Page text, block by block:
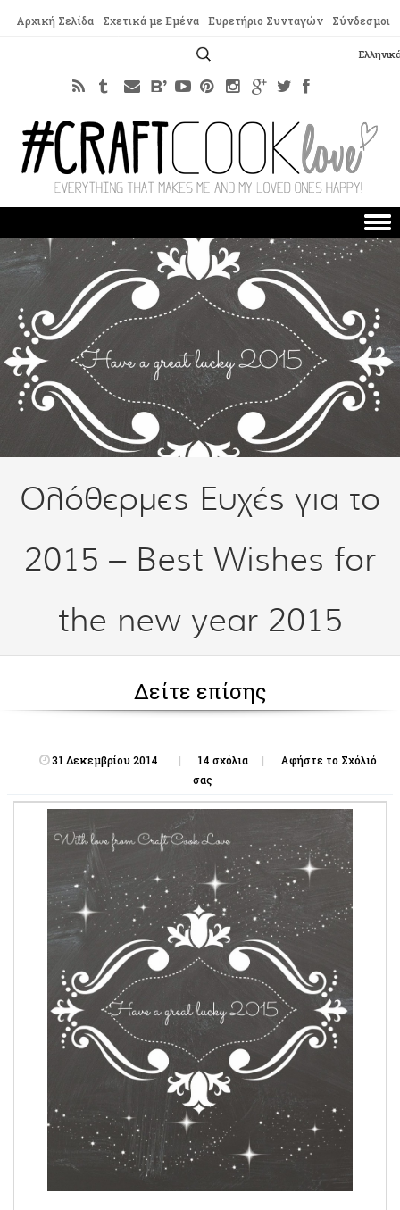
Αρχική Σελίδα Σχετικά με Εμένα Ευρετήριο Συνταγών Σύνδεσμοι
Αναζήτηση
Skip to content
Ολόθερμες Ευχές για το
2015 – Best Wishes for
the new year 2015
Δείτε επίσης
31 Δεκεμβρίου 2014 14 σχόλια
Αφήστε το Σχόλιό
σας